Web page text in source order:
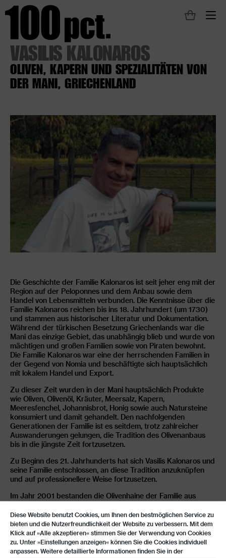
Diese Website benutzt Cookies, um Ihnen den bestmöglichen Service zu
bieten und die Nutzerfreundlichkeit der Website zu verbessern. Mit dem
Klick auf »Alle akzeptieren« stimmen Sie der Verwendung von Cookies
zu. Unter »Einstellungen anzeigen« können Sie die Cookies individuell
anpassen. Weitere detaillierte Informationen finden Sie in der
VASILIS KALONAROS
OLIVEN, KAPERN UND SPEZIALITÄTEN VON
DER MANI, GRIECHENLAND
Die Geschichte der Familie Kalonaros ist seit jeher eng mit der
Region auf der Peloponnes und dem Anbau sowie dem
Handel von Lebensmitteln verbunden. Die Kenntnisse über die
Familie Kalonaros reichen bis ins 18. Jahrhundert (um 1730)
und stammen aus historischer Literatur und Dokumentation.
Während der türkischen Besetzung Griechenlands war die
Mani das einzige Gebiet, das unabhängig blieb und wurde von
mächtigen und großen Familien sowie von Piraten bewohnt.
Die Familie Kalonaros war eine der herrschenden Familien in
der Gegend von Nomia und beschäftigte sich hauptsächlich
mit lokalem Handel und Export.
Zu dieser Zeit wurden in der Mani hauptsächlich Produkte
wie Oliven, Olivenöl, Kräuter, Meersalz, Kapern,
Meeresfenchel, Johannisbrot, Honig sowie auch Natursteine
konsumiert und damit gehandelt. Den nachfolgenden
Generationen der Familie ist es seitdem, trotz zahlreicher
Auswanderungen gelungen, die Tradition des Olivenanbaus
bis in die jüngste Zeit fortzusetzen.
Zu Beginn des 21. Jahrhunderts hat sich Vasilis Kalonaros und
seine Familie entschlossen, an diese Tradition anzuknüpfen
und auf professionellere Weise fortzusetzen.
Im Jahr 2001 bestanden die Olivenhaine der Familie aus
Zahl auf über 20.000 Olivenbäume zu erhöhen. In den letzten
zehn Jahren ist die Nachfrage nach qualitativ hochwertigen
griechischen Produkten auf dem internationalen Markt stark
gestiegen.